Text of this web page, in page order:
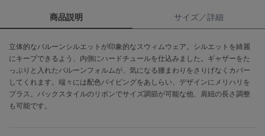
CELFORD
célon
セロン
Clarks Premium
クラークス
商品説明 サイズ／詳細
立体的なバルーンシルエットが印象的なスウィムウェア。シルエットを綺麗
にキープできるよう、内側にハードチュールを仕込みました。ギャザーをた
っぷりと入れたバルーンフォルムが、気になる腰まわりをさりげなくカバー
してくれます。端々には配色パイピングをあしらい、デザインにメリハリを
プラス。バックスタイルのリボンでサイズ調節が可能な他、肩紐の長さ調整
も可能です。